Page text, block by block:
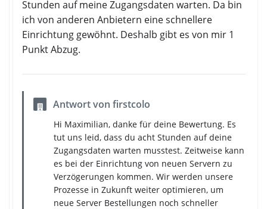
Stunden auf meine Zugangsdaten warten. Da bin
ich von anderen Anbietern eine schnellere
Einrichtung gewöhnt. Deshalb gibt es von mir 1
Punkt Abzug.
Antwort von firstcolo
Hi Maximilian, danke für deine Bewertung. Es
tut uns leid, dass du acht Stunden auf deine
Zugangsdaten warten musstest. Zeitweise kann
es bei der Einrichtung von neuen Servern zu
Verzögerungen kommen. Wir werden unsere
Prozesse in Zukunft weiter optimieren, um
neue Server Bestellungen noch schneller